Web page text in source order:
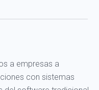
a empresas a
con sistemas